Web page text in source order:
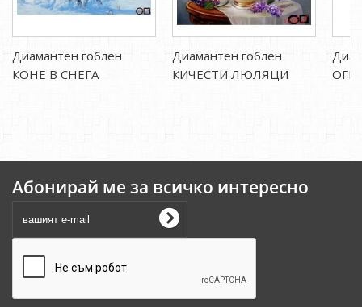
Диамантен гоблен
КОНЕ В СНЕГА
Диамантен гоблен
КИЧЕСТИ ЛЮЛЯЦИ
Абонирай ме за всичко интересно